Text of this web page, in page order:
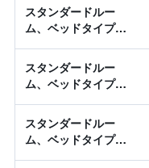
スタンダードルー
ム、ベッドタイプ情
スタンダードルー
ム、ベッドタイプ情
スタンダードルー
ム、ベッドタイプ情